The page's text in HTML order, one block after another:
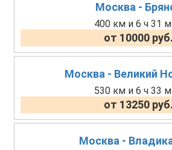
Москва -
400 км и 6 ч 31
от 10000 руб.
Москва - Великий
530 км и 6 ч 33
от 13250 руб.
Москва -